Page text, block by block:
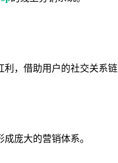
利，借助用户的社交关系链
成庞大的营销体系。